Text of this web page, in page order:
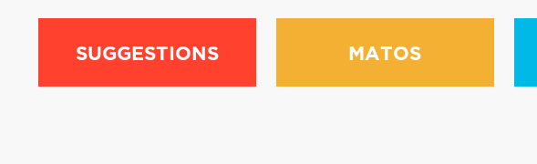
SUGGESTIONS MATOS